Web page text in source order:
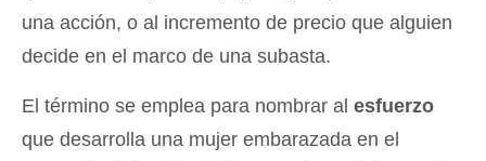
una acción, o al incremento de precio que alguien
decide en el marco de una subasta.
El término se emplea para nombrar al esfuerzo
que desarrolla una mujer embarazada en el